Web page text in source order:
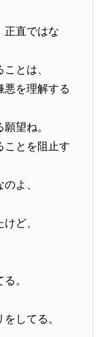
正直ではな
とは、
悪を理解する
望ね。
ことを阻止す
よ、
ど、
。
してる。